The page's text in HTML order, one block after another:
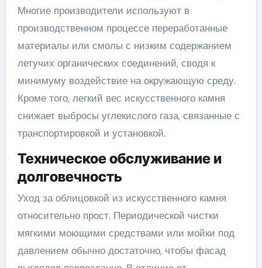
Многие производители используют в
производственном процессе переработанные
материалы или смолы с низким содержанием
летучих органических соединений, сводя к
минимуму воздействие на окружающую среду.
Кроме того, легкий вес искусственного камня
снижает выбросы углекислого газа, связанные с
транспортировкой и установкой.
Техническое обслуживание и
долговечность
Уход за облицовкой из искусственного камня
относительно прост. Периодической чистки
мягкими моющими средствами или мойки под
давлением обычно достаточно, чтобы фасад